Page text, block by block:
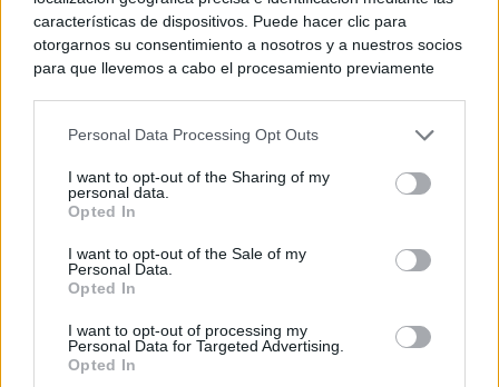
características de dispositivos. Puede hacer clic para
otorgarnos su consentimiento a nosotros y a nuestros socios
para que llevemos a cabo el procesamiento previamente
negar su consentimiento. Tenga en cuenta que algún
de su consentimiento, pero usted tiene el derecho de
rechazar tal procesamiento. Sus preferencias se aplicarán
cualquier momento entrando de nuevo en este sitio web o
visitando nuestra política de privacidad.
Personal Data Processing Opt Outs
I want to opt-out of the Sharing of my
personal data.
Opted In
I want to opt-out of the Sale of my
Personal Data.
Opted In
I want to opt-out of processing my
Personal Data for Targeted Advertising.
Opted In